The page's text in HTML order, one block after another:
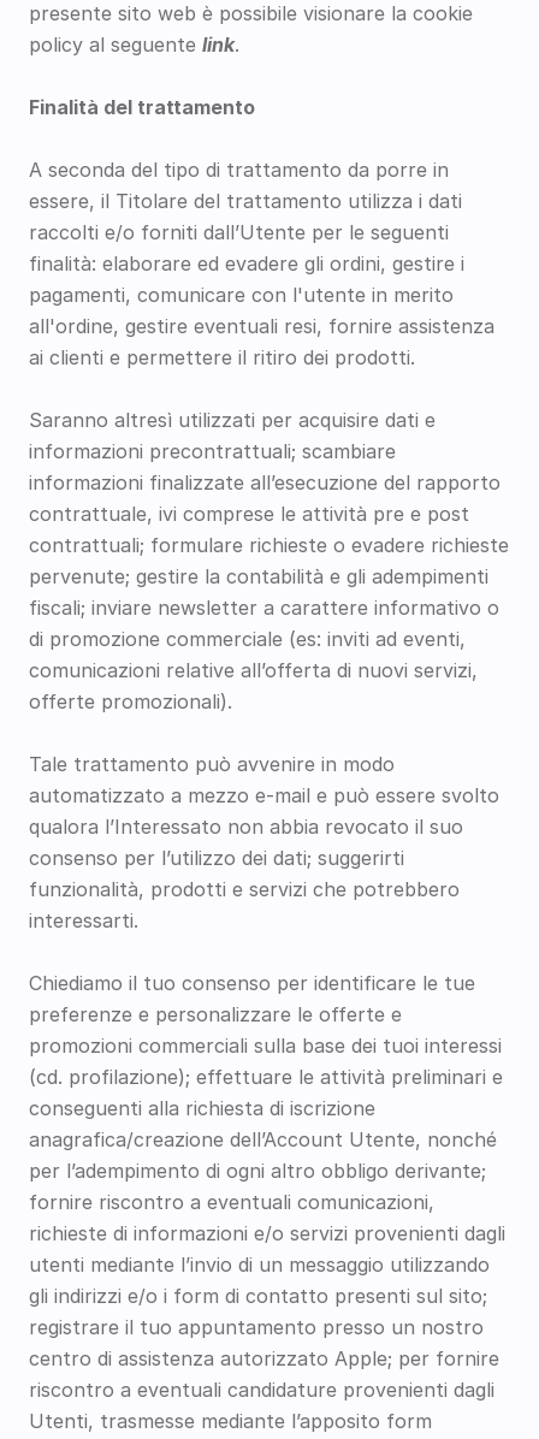
presente sito web è possibile visionare la cookie
policy al seguente link.
Finalità del trattamento
A seconda del tipo di trattamento da porre in
essere, il Titolare del trattamento utilizza i dati
raccolti e/o forniti dall’Utente per le seguenti
finalità: elaborare ed evadere gli ordini, gestire i
pagamenti, comunicare con l'utente in merito
all'ordine, gestire eventuali resi, fornire assistenza
ai clienti e permettere il ritiro dei prodotti.
Saranno altresì utilizzati per acquisire dati e
informazioni precontrattuali; scambiare
informazioni finalizzate all’esecuzione del rapporto
contrattuale, ivi comprese le attività pre e post
contrattuali; formulare richieste o evadere richieste
pervenute; gestire la contabilità e gli adempimenti
fiscali; inviare newsletter a carattere informativo o
di promozione commerciale (es: inviti ad eventi,
comunicazioni relative all’offerta di nuovi servizi,
offerte promozionali).
Tale trattamento può avvenire in modo
automatizzato a mezzo e-mail e può essere svolto
qualora l’Interessato non abbia revocato il suo
consenso per l’utilizzo dei dati; suggerirti
funzionalità, prodotti e servizi che potrebbero
interessarti.
Chiediamo il tuo consenso per identificare le tue
preferenze e personalizzare le offerte e
promozioni commerciali sulla base dei tuoi interessi
(cd. profilazione); effettuare le attività preliminari e
conseguenti alla richiesta di iscrizione
anagrafica/creazione dell’Account Utente, nonché
per l’adempimento di ogni altro obbligo derivante;
fornire riscontro a eventuali comunicazioni,
richieste di informazioni e/o servizi provenienti dagli
utenti mediante l’invio di un messaggio utilizzando
gli indirizzi e/o i form di contatto presenti sul sito;
registrare il tuo appuntamento presso un nostro
centro di assistenza autorizzato Apple; per fornire
riscontro a eventuali candidature provenienti dagli
Utenti, trasmesse mediante l’apposito form